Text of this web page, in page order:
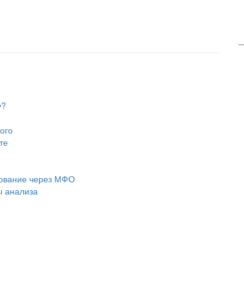
через МФО
анализа